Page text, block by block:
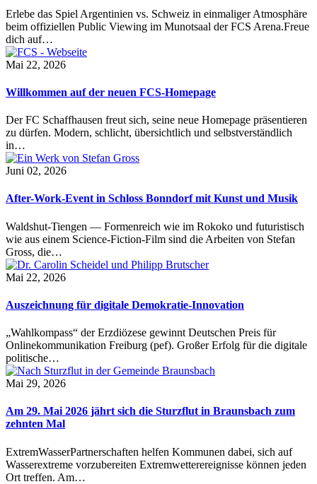
Erlebe das Spiel Argentinien vs. Schweiz in einmaliger Atmosphäre
beim offiziellen Public Viewing im Munotsaal der FCS Arena.Freue
dich auf…
Mai 22, 2026
Willkommen auf der neuen FCS-Homepage
Der FC Schaffhausen freut sich, seine neue Homepage präsentieren
zu dürfen. Modern, schlicht, übersichtlich und selbstverständlich
in…
Juni 02, 2026
After-Work-Event in Schloss Bonndorf mit Kunst und Musik
Waldshut-Tiengen — Formenreich wie im Rokoko und futuristisch
wie aus einem Science-Fiction-Film sind die Arbeiten von Stefan
Gross, die…
Mai 22, 2026
Auszeichnung für digitale Demokratie-Innovation
„Wahlkompass“ der Erzdiözese gewinnt Deutschen Preis für
Onlinekommunikation Freiburg (pef). Großer Erfolg für die digitale
politische…
Mai 29, 2026
Am 29. Mai 2026 jährt sich die Sturzflut in Braunsbach zum
zehnten Mal
ExtremWasserPartnerschaften helfen Kommunen dabei, sich auf
Wasserextreme vorzubereiten Extremwetterereignisse können jeden
Ort treffen. Am…